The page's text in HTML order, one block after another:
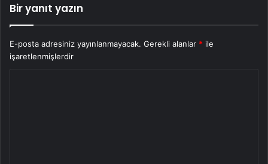
Bir yanıt yazın
E-posta adresiniz yayınlanmayacak. Gerekli alanlar * ile
işaretlenmişlerdir